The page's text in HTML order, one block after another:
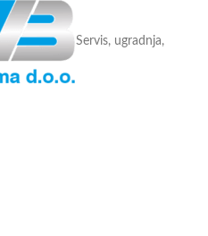
Servis, ugradnja,